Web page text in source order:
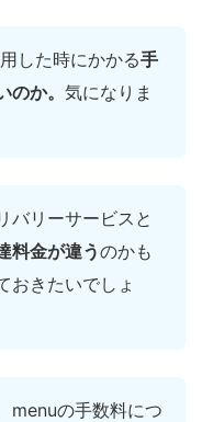
した時にかかる手
か。 気になりま
バリーサービスと
料金が違うのかも
おきたいでしょ
menuの手数料につ